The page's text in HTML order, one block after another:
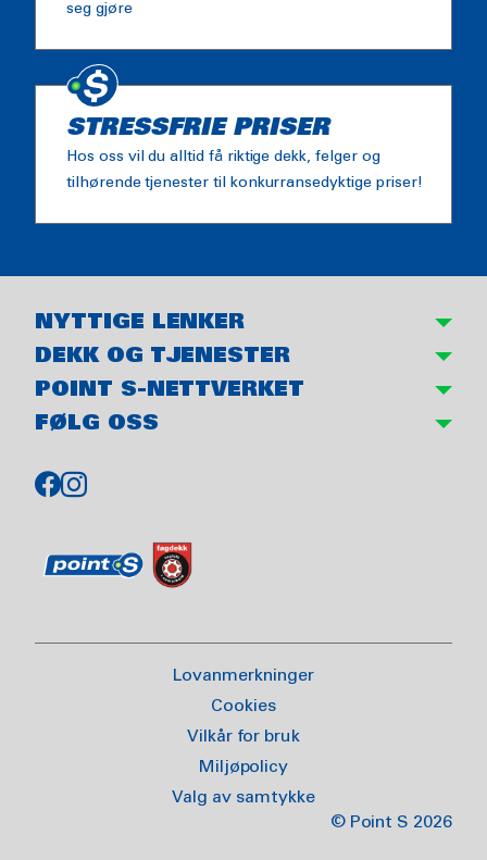
seg gjøre
STRESSFRIE PRISER
Hos oss vil du alltid få riktige dekk, felger og
tilhørende tjenester til konkurransedyktige priser!
NYTTIGE LENKER
DEKK OG TJENESTER
POINT S-NETTVERKET
FØLG OSS
Lovanmerkninger
Cookies
Vilkår for bruk
Miljøpolicy
Valg av samtykke
© Point S 2026